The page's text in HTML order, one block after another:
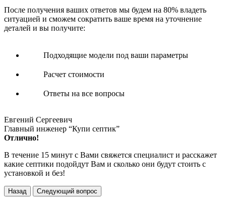
После получения ваших ответов мы будем на 80% владеть
ситуацией и сможем сократить ваше время на уточнение
деталей и вы получите:
Подходящие модели под ваши параметры
Расчет стоимости
Ответы на все вопросы
Евгений Сергеевич
Главный инженер “Купи септик”
Отлично!
В течение 15 минут с Вами свяжется специалист и расскажет
какие септики подойдут Вам и сколько они будут стоить с
установкой и без!
Назад Следующий вопрос